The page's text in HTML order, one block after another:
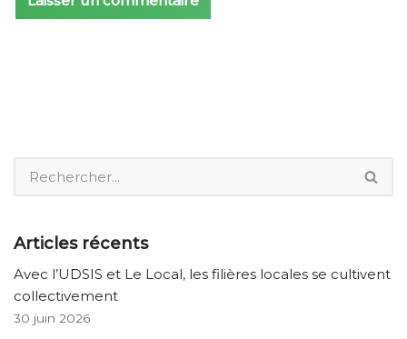
Articles récents
Avec l’UDSIS et Le Local, les filières locales se cultivent
collectivement
30 juin 2026